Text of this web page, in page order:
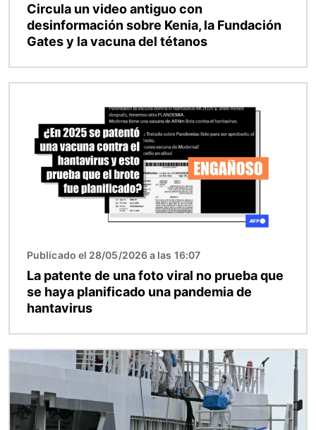
Circula un video antiguo con
desinformación sobre Kenia, la Fundación
Gates y la vacuna del tétanos
Publicado el 28/05/2026 a las 16:07
La patente de una foto viral no prueba que
se haya planificado una pandemia de
hantavirus
Imagen